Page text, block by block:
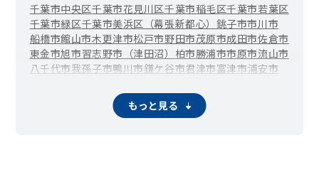
千葉市中央区千葉市花見川区千葉市稲毛区千葉市若葉区
千葉市緑区千葉市美浜区（幕張新都心） 銚子市市川市
船橋市館山市木更津市松戸市野田市茂原市成田市佐倉市
東金市旭市習志野市（津田沼） 柏市勝浦市市原市流山市
八千代市我孫子市鴨川市鎌ケ谷市君津市富津市浦安市
山武市いすみ市大網白里市
九十九里町芝山町横芝光町
もっと見る